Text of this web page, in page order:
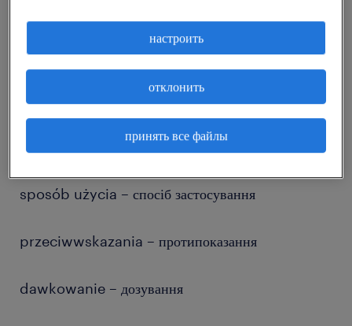
przepis od lekarza – рецепт лікаря
maska medyczna, maska chirurgiczna –
медична маска
środek dezynfekujący – дезінфікуючий засіб
sposób użycia – спосіб застосування
przeciwwskazania – протипоказання
dawkowanie – дозування
принять все файлы
отклонить
настроить